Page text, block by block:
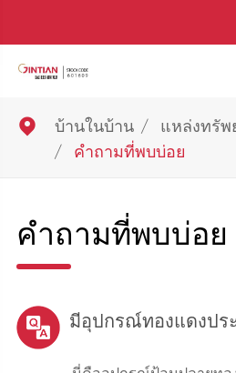
 บ้านในบ้าน แหล่งทรัพ
คำถามที่พบบ่อย
คำถามที่พบบ่อย
มีอุปกรณ์ทองแดงปร